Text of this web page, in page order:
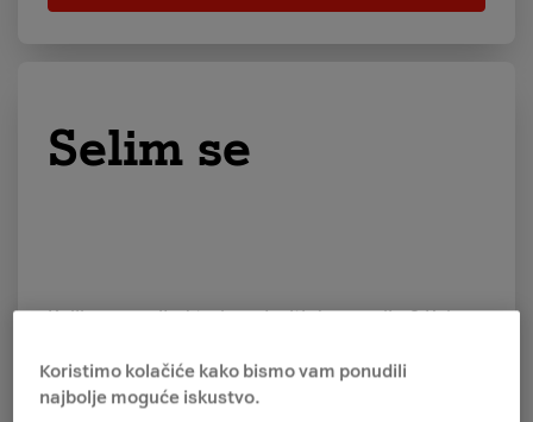
Selim se
Koliko unaprijed trebam javiti da se selim? Kakva
Koristimo kolačiće kako bismo vam ponudili
najbolje moguće iskustvo.